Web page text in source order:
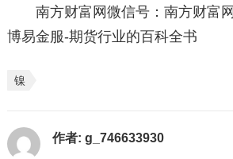
南方财富网微信号：南方财富网
博易金服-期货行业的百科全书
镍
作者: g_746633930